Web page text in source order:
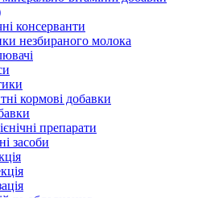
консерванти
незбираного молока
кормові добавки
препарати
засоби